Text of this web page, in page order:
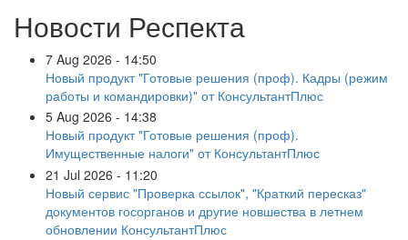
Новости Респекта
7 Aug 2026 - 14:50
Новый продукт "Готовые решения (проф). Кадры (режим
работы и командировки)" от КонсультантПлюс
5 Aug 2026 - 14:38
Новый продукт "Готовые решения (проф).
Имущественные налоги" от КонсультантПлюс
21 Jul 2026 - 11:20
Новый сервис "Проверка ссылок", "Краткий пересказ"
документов госорганов и другие новшества в летнем
обновлении КонсультантПлюс